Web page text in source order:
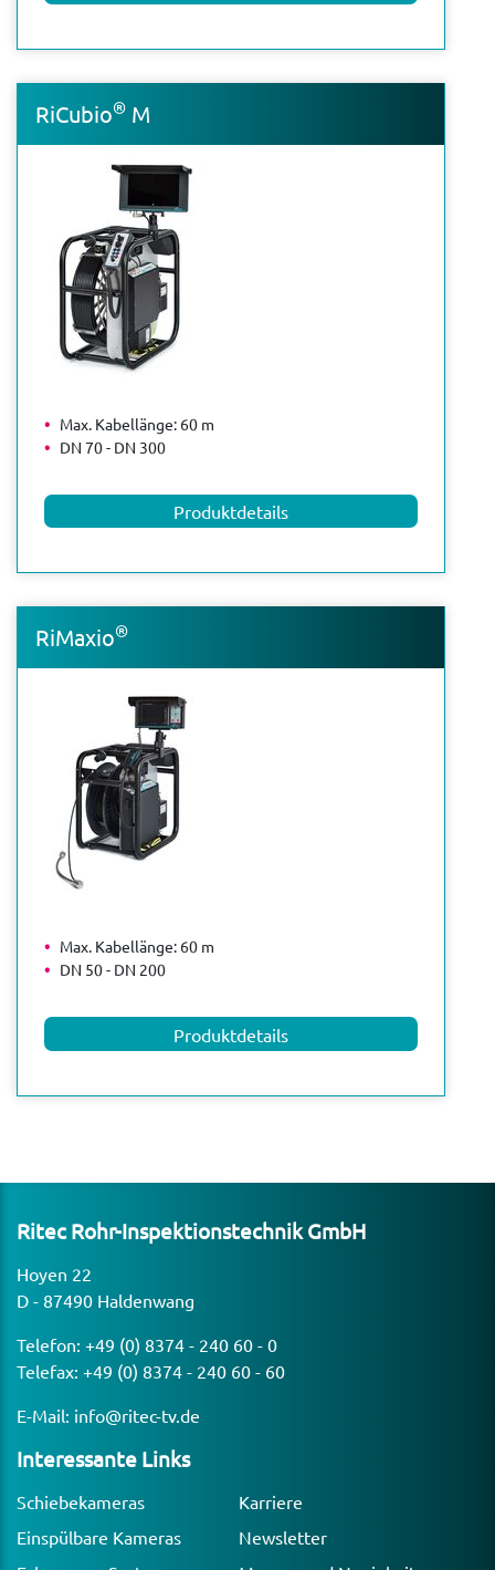
RiCubio® M
Max. Kabellänge: 60 m
DN 70 - DN 300
Produktdetails
RiMaxio®
Max. Kabellänge: 60 m
DN 50 - DN 200
Produktdetails
Ritec Rohr-Inspek­ti­ons­technik GmbH
Hoyen 22
D - 87490 Haldenwang
Telefon: +49 (0) 8374 - 240 60 - 0
Telefax: +49 (0) 8374 - 240 60 - 60
E-Mail: info@ritec-tv.de
Inter­es­sante Links
Schiebekameras
Karriere
Einspülbare Kameras
Newsletter